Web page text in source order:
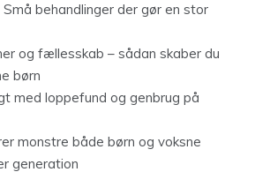
behandlinger der gør en stor
og fællesskab – sådan skaber du
børn
med loppefund og genbrug på
monstre både børn og voksne
generation